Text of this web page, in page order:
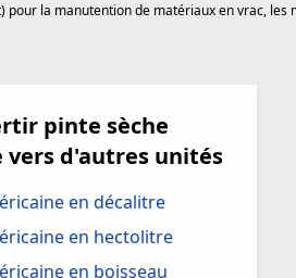
pour la manutention de matériaux en vrac, les
pinte sèche
vers d'autres unités
en décalitre
en hectolitre
en boisseau